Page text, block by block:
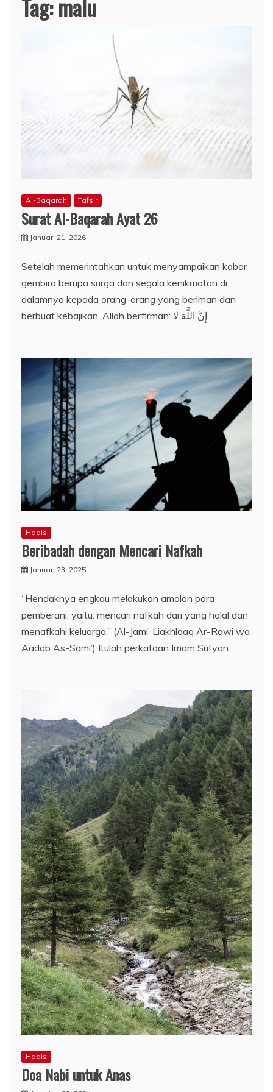
Tag:malu
Al-Baqarah Tafsir
Surat Al-Baqarah Ayat 26
Januari 21, 2026
Setelah memerintahkan untuk menyampaikan kabar
gembira berupa surga dan segala kenikmatan di
dalamnya kepada orang-orang yang beriman dan
berbuat kebajikan, Allah berfirman: إِنَّ اللَّهَ لا
Hadis
Beribadah dengan Mencari Nafkah
Januari 23, 2025
“Hendaknya engkau melakukan amalan para
pemberani, yaitu: mencari nafkah dari yang halal dan
menafkahi keluarga.” (Al-Jami’ Liakhlaaq Ar-Rawi wa
Aadab As-Sami’) Itulah perkataan Imam Sufyan
Hadis
Doa Nabi untuk Anas